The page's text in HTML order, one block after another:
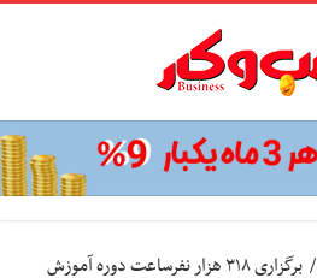
/
برگزاری ۳۱۸ هزار نفرساعت دوره آموزش